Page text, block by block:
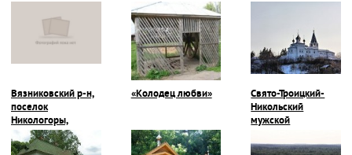
Вязниковский р-н,
поселок
Никологоры,
Покровская
церковь
«Колодец любви»
Свято-Троицкий-
Никольский
мужской